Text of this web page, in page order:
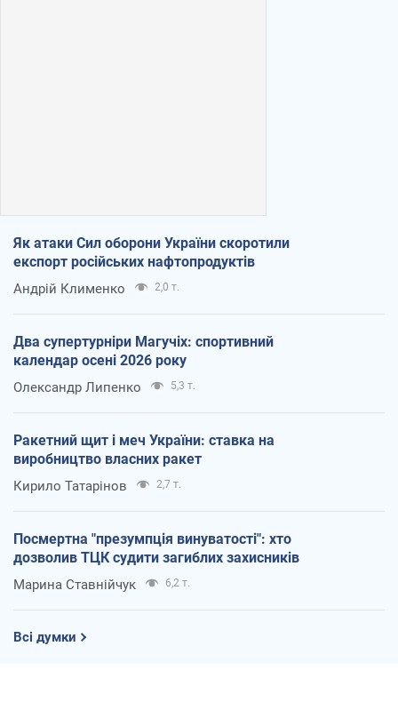
Як атаки Сил оборони України скоротили
експорт російських нафтопродуктів
Андрій Клименко 2,0 т.
Два супертурніри Магучіх: спортивний
календар осені 2026 року
Олександр Липенко 5,3 т.
Ракетний щит і меч України: ставка на
виробництво власних ракет
Кирило Татарінов 2,7 т.
Посмертна "презумпція винуватості": хто
дозволив ТЦК судити загиблих захисників
Марина Ставнійчук 6,2 т.
Всі думки